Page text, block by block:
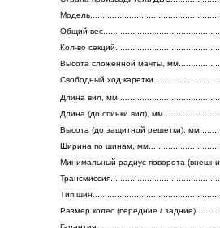
Общий
Кол-во
Высота сложенной мачты,
Свободный ход
Длина вил,
Длина (до спинки вил),
Высота (до защитной решетки),
Ширина по шинам,
Минимальный радиус поворота
Тип
Размер колес (передние /